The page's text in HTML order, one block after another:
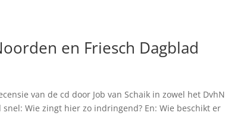
en Friesch Dagblad
van de cd door Job van Schaik in zowel het DvhN
Wie zingt hier zo indringend? En: Wie beschikt er